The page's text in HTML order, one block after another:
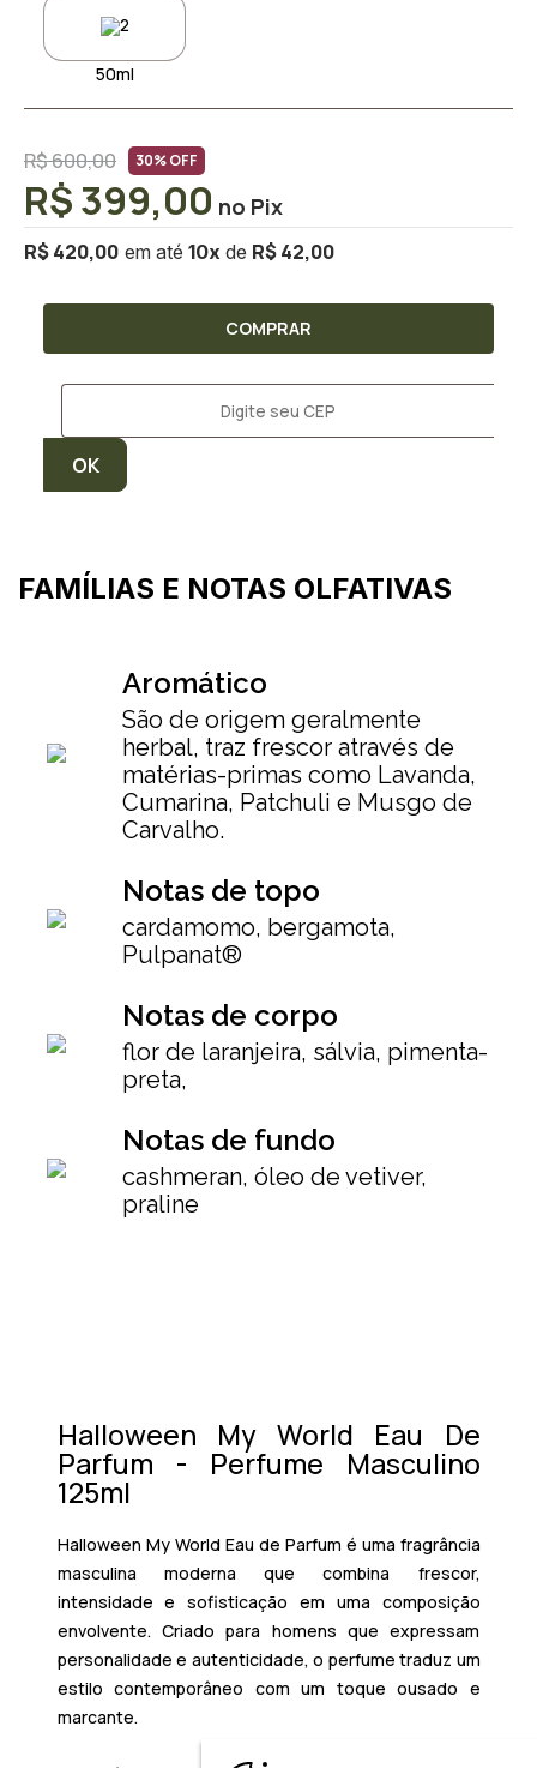
50ml
R$ 600,00 30% OFF
R$ 420,00 10x R$ 42,00
R$ 399,00
COMPRAR
FAMÍLIAS E NOTAS OLFATIVAS
Aromático
São de origem geralmente
herbal, traz frescor através de
matérias-primas como Lavanda,
Cumarina, Patchuli e Musgo de
Carvalho.
Notas de topo
cardamomo, bergamota,
Pulpanat®
Notas de corpo
flor de laranjeira, sálvia, pimenta-
preta,
Notas de fundo
cashmeran, óleo de vetiver,
praline
Halloween My World Eau De
Parfum - Perfume Masculino
125ml
Halloween My World Eau de Parfum é uma fragrância
masculina moderna que combina frescor,
intensidade e sofisticação em uma composição
envolvente. Criado para homens que expressam
personalidade e autenticidade, o perfume traduz um
estilo contemporâneo com um toque ousado e
marcante.